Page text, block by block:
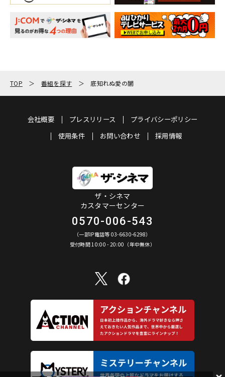
TOP 番組を探す 底知れぬ愛の闇
会社概要 プレスリリース
プライバシーポリシー
使用条件
お問い合わせ 採用情報
ザ・シネマ
カスタマーセンター
0570-006-543
（一部IP電話等 03-6630-6298）
受付時間 10:00 - 20:00（年中無休）